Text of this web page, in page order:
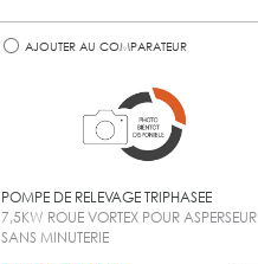
AJOUTER AU COMPARATEUR
POMPE DE RELEVAGE TRIPHASEE
7,5KW ROUE VORTEX POUR ASPERSEUR
SANS MINUTERIE